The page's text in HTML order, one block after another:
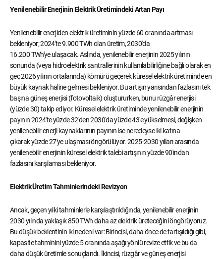
Yenilenebilir Enerjinin Elektrik Üretimindeki Artan Payı
Yenilenebilir enerjiden elektrik üretiminin yüzde 60 oranında artması
bekleniyor; 2024'te 9.900 TWh olan üretim, 2030'da
16.200 TWh'ye ulaşacak. Aslında, yenilenebilir enerjinin 2025 yılının
sonunda (veya hidroelektrik santrallerinin kullanılabilirliğine bağlı olarak en
geç 2026 yılının ortalarında) kömürü geçerek küresel elektrik üretiminde en
büyük kaynak haline gelmesi bekleniyor. Bu artışın yarısından fazlasını tek
başına güneş enerjisi (fotovoltaik) oluştururken, bunu rüzgâr enerjisi
(yüzde 30) takip ediyor. Küresel elektrik üretiminde yenilenebilir enerjinin
payının 2024'te yüzde 32'den 2030'da yüzde 43'e yükselmesi, değişken
yenilenebilir enerji kaynaklarının payının ise neredeyse iki katına
çıkarak yüzde 27'ye ulaşması öngörülüyor. 2025-2030 yılları arasında
yenilenebilir enerjinin küresel elektrik talebi artışının yüzde 90'ından
fazlasını karşılaması bekleniyor.
Elektrik Üretim Tahminlerindeki Revizyon
Ancak, geçen yılki tahminlerle karşılaştırıldığında, yenilenebilir enerjinin
2030 yılında yaklaşık 850 TWh daha az elektrik üreteceğini öngörüyoruz.
Bu düşük beklentinin iki nedeni var: Birincisi, daha önce de tartışıldığı gibi,
kapasite tahminini yüzde 5 oranında aşağı yönlü revize ettik ve bu da
daha düşük üretimle sonuçlandı. İkincisi, rüzgâr ve güneş enerjisi